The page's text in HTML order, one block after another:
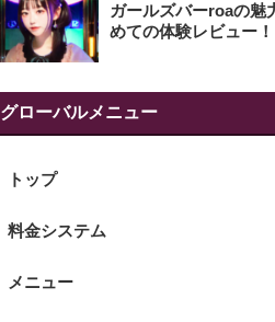
ガールズバーroaの魅
めての体験レビュー！
グローバルメニュー
トップ
料金システム
メニュー